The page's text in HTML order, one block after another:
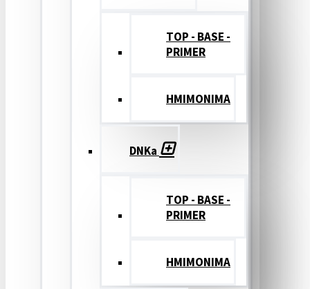
TOP - BASE -
PRIMER
ΗΜΙΜΟΝΙΜΑ
DNKa
TOP - BASE -
PRIMER
ΗΜΙΜΟΝΙΜΑ